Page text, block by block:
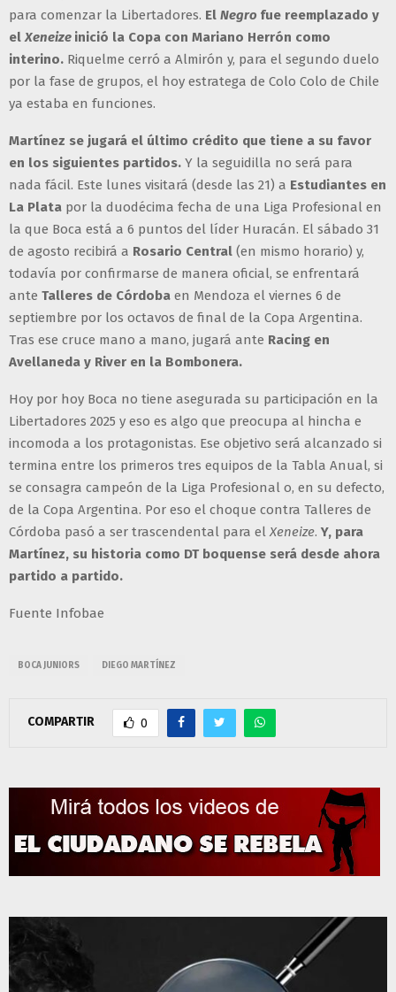
para comenzar la Libertadores. El Negro fue reemplazado y
el Xeneize inició la Copa con Mariano Herrón como
interino. Riquelme cerró a Almirón y, para el segundo duelo
por la fase de grupos, el hoy estratega de Colo Colo de Chile
ya estaba en funciones.
Martínez se jugará el último crédito que tiene a su favor
en los siguientes partidos. Y la seguidilla no será para
nada fácil. Este lunes visitará (desde las 21) a Estudiantes en
La Plata por la duodécima fecha de una Liga Profesional en
la que Boca está a 6 puntos del líder Huracán. El sábado 31
de agosto recibirá a Rosario Central (en mismo horario) y,
todavía por confirmarse de manera oficial, se enfrentará
ante Talleres de Córdoba en Mendoza el viernes 6 de
septiembre por los octavos de final de la Copa Argentina.
Tras ese cruce mano a mano, jugará ante Racing en
Avellaneda y River en la Bombonera.
Hoy por hoy Boca no tiene asegurada su participación en la
Libertadores 2025 y eso es algo que preocupa al hincha e
incomoda a los protagonistas. Ese objetivo será alcanzado si
termina entre los primeros tres equipos de la Tabla Anual, si
se consagra campeón de la Liga Profesional o, en su defecto,
de la Copa Argentina. Por eso el choque contra Talleres de
Córdoba pasó a ser trascendental para el Xeneize. Y, para
Martínez, su historia como DT boquense será desde ahora
partido a partido.
Fuente Infobae
BOCA JUNIORS DIEGO MARTÍNEZ
COMPARTIR 0